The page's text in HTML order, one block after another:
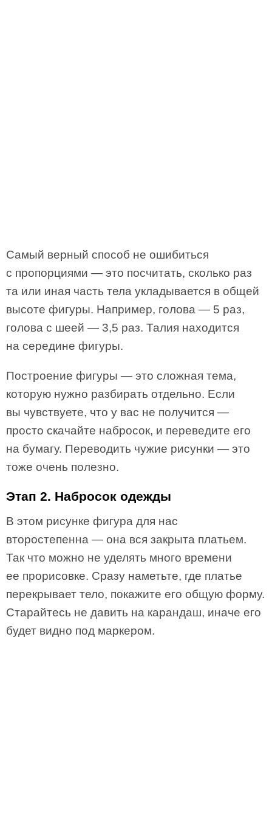
Самый верный способ не ошибиться
с пропорциями — это посчитать, сколько раз
та или иная часть тела укладывается в общей
высоте фигуры. Например, голова — 5 раз,
голова с шеей — 3,5 раз. Талия находится
на середине фигуры.
Построение фигуры — это сложная тема,
которую нужно разбирать отдельно. Если
вы чувствуете, что у вас не получится —
просто скачайте набросок, и переведите его
на бумагу. Переводить чужие рисунки — это
тоже очень полезно.
Этап 2. Набросок одежды
В этом рисунке фигура для нас
второстепенна — она вся закрыта платьем.
Так что можно не уделять много времени
ее прорисовке. Сразу наметьте, где платье
перекрывает тело, покажите его общую форму.
Старайтесь не давить на карандаш, иначе его
будет видно под маркером.